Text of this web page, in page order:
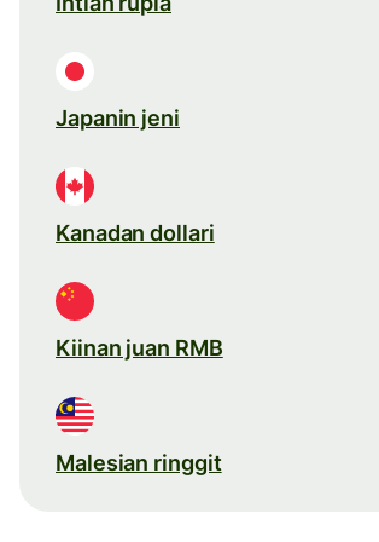
Japanin jeni
Kanadan dollari
Kiinan juan RMB
Malesian ringgit